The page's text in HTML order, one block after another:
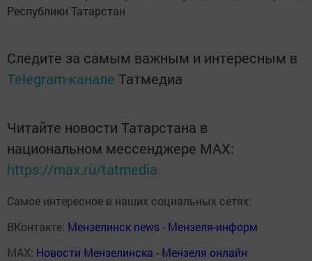
Республики Татарстан
Следите за самым важным и интересным в
Telegram-канале Татмедиа
Читайте новости Татарстана в
национальном мессенджере MАХ:
https://max.ru/tatmedia
Самое интересное в наших социальных сетях:
ВКонтакте: Мензелинск news - Мензеля-информ
MAX: Новости Мензелинска - Мензеля онлайн